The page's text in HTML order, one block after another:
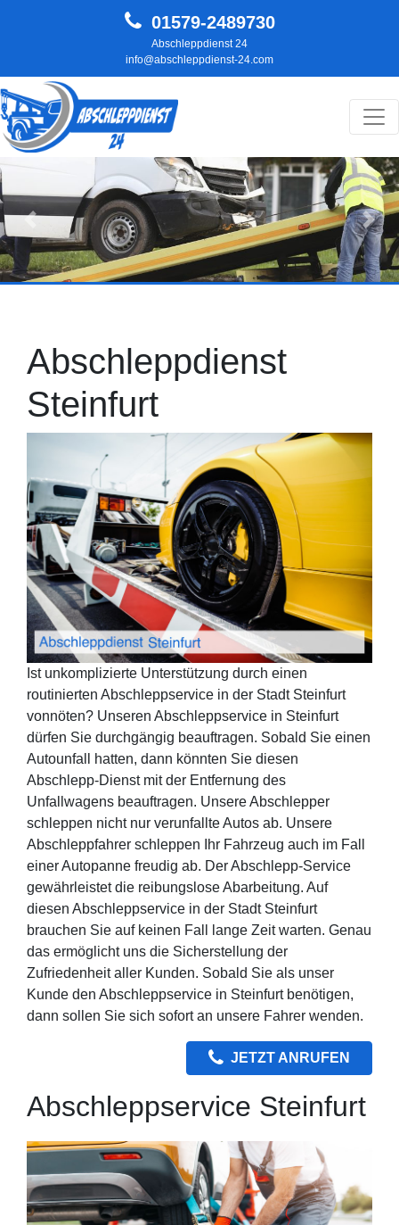
01579-2489730
Abschleppdienst 24
info@abschleppdienst-24.com
Hauptnavigation
Zurück
Abschleppdienst
Steinfurt
Ist unkomplizierte Unterstützung durch einen
routinierten Abschleppservice in der Stadt Steinfurt
vonnöten? Unseren Abschleppservice in Steinfurt
dürfen Sie durchgängig beauftragen. Sobald Sie einen
Autounfall hatten, dann könnten Sie diesen
Abschlepp-Dienst mit der Entfernung des
Unfallwagens beauftragen. Unsere Abschlepper
schleppen nicht nur verunfallte Autos ab. Unsere
Abschleppfahrer schleppen Ihr Fahrzeug auch im Fall
einer Autopanne freudig ab. Der Abschlepp-Service
gewährleistet die reibungslose Abarbeitung. Auf
diesen Abschleppservice in der Stadt Steinfurt
brauchen Sie auf keinen Fall lange Zeit warten. Genau
das ermöglicht uns die Sicherstellung der
Zufriedenheit aller Kunden. Sobald Sie als unser
Kunde den Abschleppservice in Steinfurt benötigen,
dann sollen Sie sich sofort an unsere Fahrer wenden.
JETZT ANRUFEN
Abschleppservice Steinfurt